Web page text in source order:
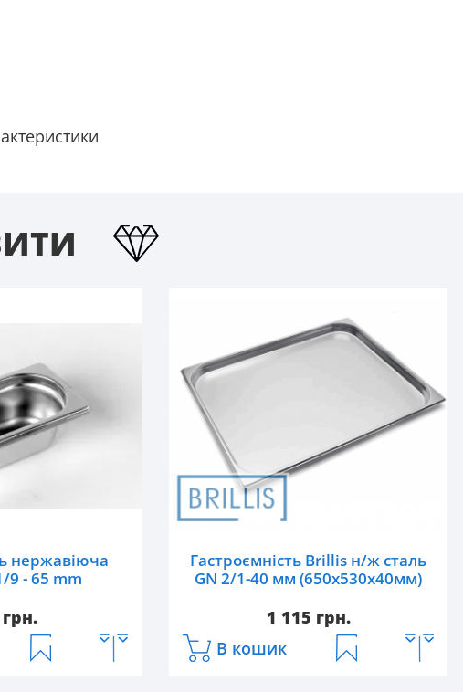
нержавіюча
9 - 65 mm
Гастроємність Brillis н/ж сталь
GN 2/1-40 мм (650x530x40мм)
1 115 грн.
В кошик